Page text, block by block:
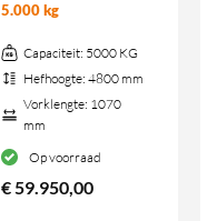
5.000 kg
Capaciteit: 5000 KG
Hefhoogte: 4800 mm
Vorklengte: 1070
mm
Op voorraad
€59.950,00